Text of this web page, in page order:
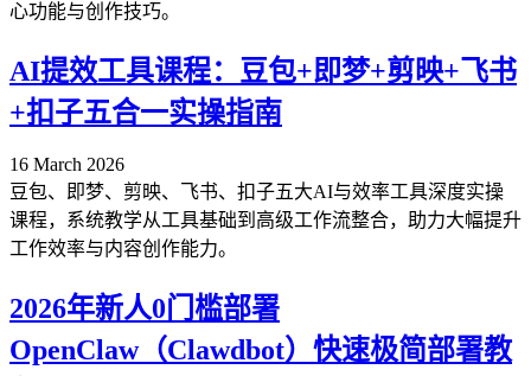
心功能与创作技巧。
AI提效工具课程：豆包+即梦+剪映+飞书
+扣子五合一实操指南
16 March 2026
豆包、即梦、剪映、飞书、扣子五大AI与效率工具深度实操
课程，系统教学从工具基础到高级工作流整合，助力大幅提升
工作效率与内容创作能力。
2026年新人0门槛部署
OpenClaw（Clawdbot）快速极简部署教